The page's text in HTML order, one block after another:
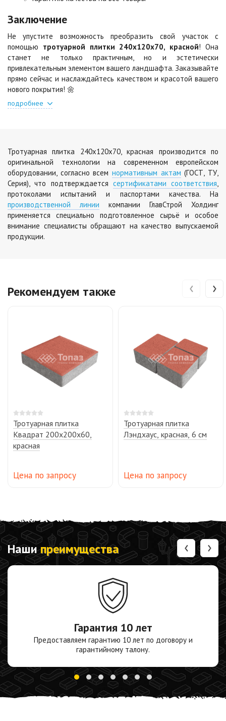
Яшма
Цена по запросу
Заключение
Не упустите возможность преобразить свой участок с
помощью тротуарной плитки 240х120х70, красной! Она
станет не только практичным, но и эстетически
привлекательным элементом вашего ландшафта. Заказывайте
прямо сейчас и наслаждайтесь качеством и красотой вашего
нового покрытия! 🌼
подробнее
Тротуарная плитка 240х120х70, красная производится по
оригинальной технологии на современном европейском
оборудовании, согласно всем нормативным актам (ГОСТ, ТУ,
Серия), что подтверждается сертификатами соответствия
протоколами испытаний и паспортами качества. На
производственной линии компании ГлавСтрой Холдинг
применяется специально подготовленное сырьё и особое
внимание специалисты обращают на качество выпускаемой
продукции.
Рекомендуем также
Тротуарная плитка
Квадрат 200х200х60,
красная
Цена по запросу
Тротуарная плитка
Лэндхаус, красная, 6 см
Цена по запросу
‹ ›
Нашипреимущества
Гарантия 10 лет
Предоставляем гарантию 10 лет по договору и
гарантийному талону.
‹ ›